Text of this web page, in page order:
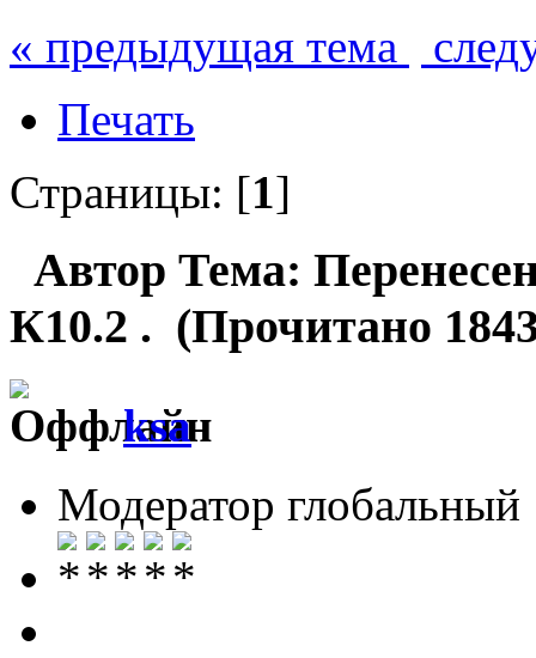
« предыдущая тема
Печать
Страницы: [1]
Автор Тема:
К10.2 . (Прочитано
ksa
Модератор глобальный